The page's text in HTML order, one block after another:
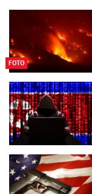
FOTO